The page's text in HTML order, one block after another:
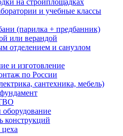
и учебные классы
(парилка + предбанник)
или верандой
отделением и санузлом
и изготовление
по России
сантехника, мебель)
конструкций